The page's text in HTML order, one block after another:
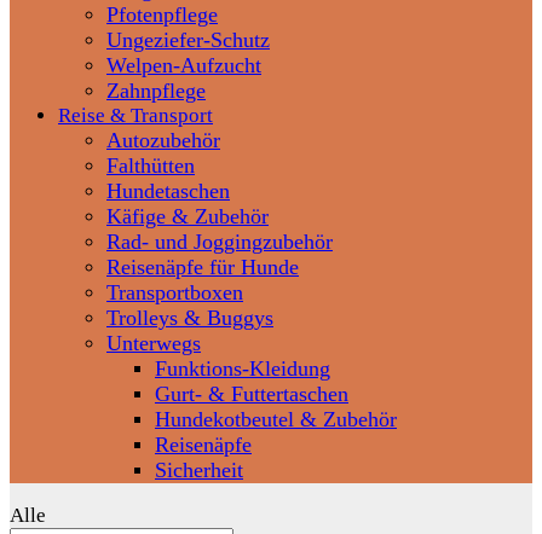
Pfotenpflege
Ungeziefer-Schutz
Welpen-Aufzucht
Zahnpflege
Reise & Transport
Autozubehör
Falthütten
Hundetaschen
Käfige & Zubehör
Rad- und Joggingzubehör
Reisenäpfe für Hunde
Transportboxen
Trolleys & Buggys
Unterwegs
Funktions-Kleidung
Gurt- & Futtertaschen
Hundekotbeutel & Zubehör
Reisenäpfe
Sicherheit
Alle